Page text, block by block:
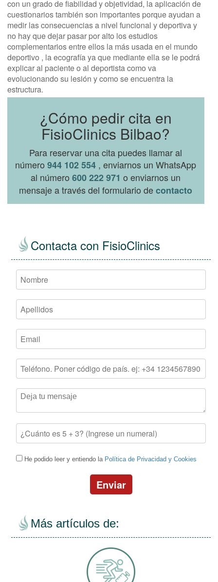
con un grado de fiabilidad y objetividad, la aplicación de
cuestionarios también son importantes porque ayudan a
medir las consecuencias a nivel funcional y deportiva y
no hay que dejar pasar por alto los estudios
complementarios entre ellos la más usada en el mundo
deportivo , la ecografía ya que mediante ella se le podrá
explicar al paciente o al deportista como va
evolucionando su lesión y como se encuentra la
estructura.
¿Cómo pedir cita en
FisioClinics Bilbao?
Para reservar una cita puedes llamar al
número944 102 554 , enviarnos un WhatsApp
al número600 222 971 o enviarnos un
mensaje a través del formulario decontacto
Contacta con FisioClinics
He podido leer y entiendo la Política de Privacidad y Cookies
Enviar
Más artículos de: